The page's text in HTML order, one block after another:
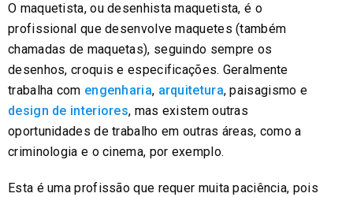
O maquetista, ou desenhista maquetista, é o
profissional que desenvolve maquetes (também
chamadas de maquetas), seguindo sempre os
desenhos, croquis e especificações. Geralmente
trabalha com engenharia, arquitetura, paisagismo e
design de interiores, mas existem outras
oportunidades de trabalho em outras áreas, como a
criminologia e o cinema, por exemplo.
Esta é uma profissão que requer muita paciência, pois